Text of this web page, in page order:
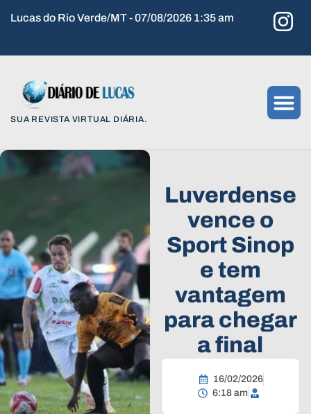
Lucas do Rio Verde/MT - 07/08/2026 1:35 am
SUA REVISTA VIRTUAL DIÁRIA.
Luverdense
vence o
Sport Sinop
e tem
vantagem
para chegar
a final
16/02/2026
6:18 am